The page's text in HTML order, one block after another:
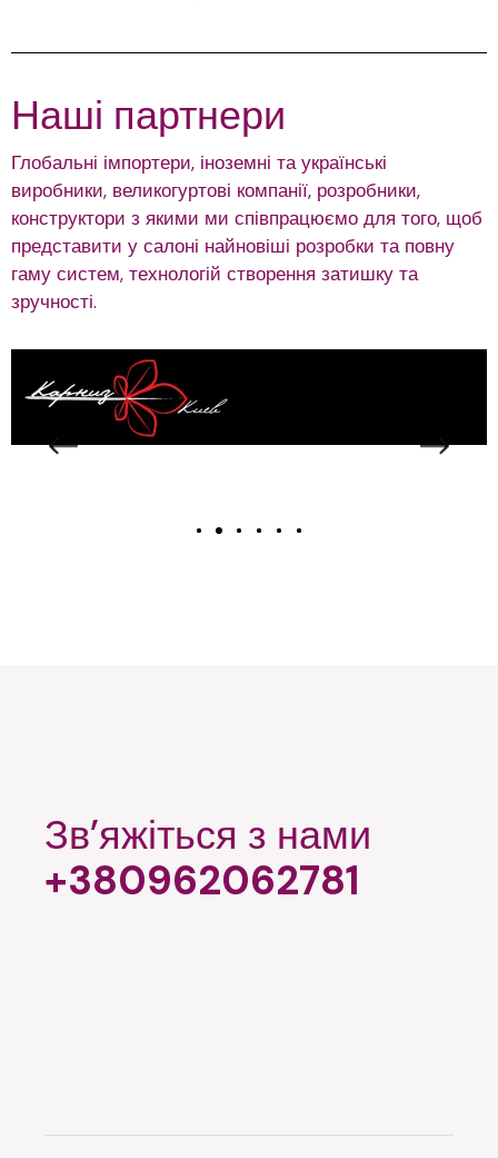
Наші партнери
Глобальні імпортери, іноземні та українські
виробники, великогуртові компанії, розробники,
конструктори з якими ми співпрацюємо для того, щоб
представити у салоні найновіші розробки та повну
гаму систем, технологій створення затишку та
зручності.
Зв’яжіться з нами
+380962062781